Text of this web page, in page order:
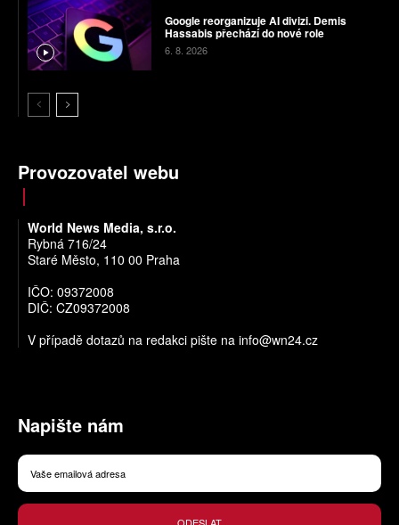
Google reorganizuje AI divizi. Demis
Hassabis přechází do nové role
6. 8. 2026
Provozovatel webu
World News Media, s.r.o.
Rybná 716/24
Staré Město, 110 00 Praha
IČO: 09372008
DIČ: CZ09372008
V případě dotazů na redakci pište na info@wn24.cz
Napište nám